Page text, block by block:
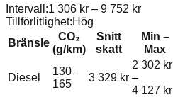
Intervall:1 306 kr – 9 752 kr
Tillförlitlighet:Hög
Bränsle
CO₂
(g/km)
Snitt
skatt
Min –
Max
Diesel
130–
165
3 329 kr
2 302 kr
–
4 127 kr